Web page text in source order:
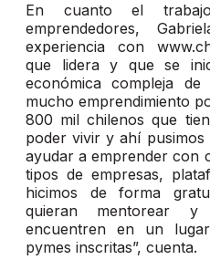
En cuanto el
emprendedores,
experiencia con
que lidera y que se
económica compleja
mucho emprendimiento
800 mil chilenos que
poder vivir y ahí
ayudar a emprender con
tipos de empresas,
hicimos de forma
quieran mentorear
encuentren en un
pymes inscritas”, cuenta.